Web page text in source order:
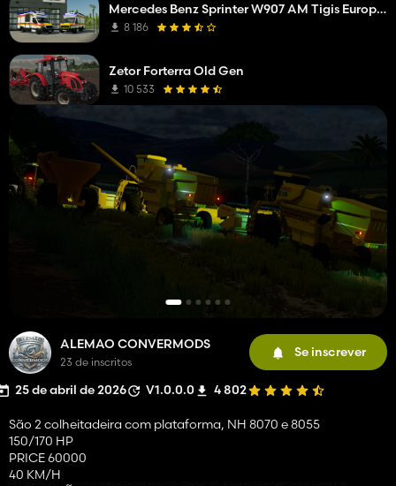
ALEMAO CONVERMODS
23 de inscritos
Se inscrever
25 de abril de 2026 V1.0.0.0 4 802
São 2 colheitadeira com plataforma, NH 8070 e 8055
150/170 HP
PRICE 60000
40 KM/H
Mercedes Benz Sprinter W907 AM Tigis Europa RTW
8 186
Zetor Forterra Old Gen
10 533